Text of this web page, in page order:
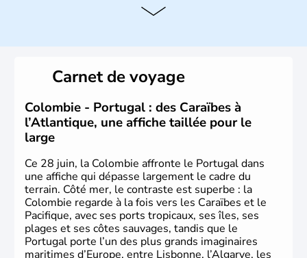
Histoire et administration
en 1538, qui est toujours la capitale. C'est en 1810, que
le premier parlement s'établit à Bogotà, suivi en 1813
par la proclamation de l'indépendance. la Colombie est
une République depuis 1830.
Carnet de voyage
Colombie - Portugal : des Caraïbes à
l’Atlantique, une affiche taillée pour le
large
Ce 28 juin, la Colombie affronte le Portugal dans
une affiche qui dépasse largement le cadre du
terrain. Côté mer, le contraste est superbe : la
Colombie regarde à la fois vers les Caraïbes et le
Pacifique, avec ses ports tropicaux, ses îles, ses
plages et ses côtes sauvages, tandis que le
Portugal porte l’un des plus grands imaginaires
maritimes d’Europe, entre Lisbonne, l’Algarve, les